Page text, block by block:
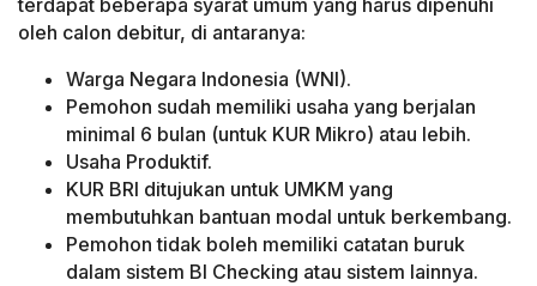
terdapat beberapa syarat umum yang harus dipenuhi
oleh calon debitur, di antaranya:
Warga Negara Indonesia (WNI).
Pemohon sudah memiliki usaha yang berjalan
minimal 6 bulan (untuk KUR Mikro) atau lebih.
Usaha Produktif.
KUR BRI ditujukan untuk UMKM yang
membutuhkan bantuan modal untuk berkembang.
Pemohon tidak boleh memiliki catatan buruk
dalam sistem BI Checking atau sistem lainnya.